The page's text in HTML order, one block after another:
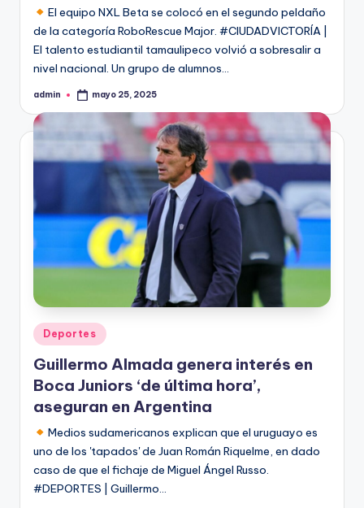
El equipo NXL Beta se colocó en el segundo peldaño
de la categoría RoboRescue Major. #CIUDADVICTORÍA |
El talento estudiantil tamaulipeco volvió a sobresalir a
nivel nacional. Un grupo de alumnos…
Publicado
admin mayo 25, 2025
Publicado
en
Deportes
Guillermo Almada genera interés en
Boca Juniors ‘de última hora’,
aseguran en Argentina
Medios sudamericanos explican que el uruguayo es
uno de los 'tapados' de Juan Román Riquelme, en dado
caso de que el fichaje de Miguel Ángel Russo.
#DEPORTES | Guillermo…